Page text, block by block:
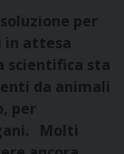
per
in attesa
scientifica sta
da animali
per
Molti